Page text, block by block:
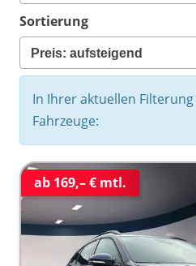
Sortierung
In Ihrer aktuellen
Fahrzeuge:
ab 169,– € mtl.